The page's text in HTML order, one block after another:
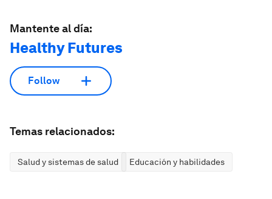
Mantente al día:
Healthy Futures
Follow
Temas relacionados:
Salud y sistemas de salud Educación y habilidades